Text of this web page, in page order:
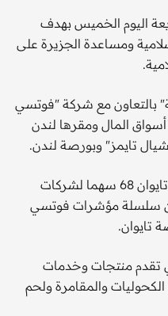
اليوم الخميس بهدف
ومساعدة الجزيرة على
بالتعاون مع شركة "فوتسي
المال ومقرها لندن
تايمز" وبورصة لندن.
ويضم مؤشر الشريعة في بورصة تايوان 68 سهما لشركات
سلسلة مؤشرات فوتسي
تايوان.
تقدم منتجات وخدمات
والمقامرة ولحم